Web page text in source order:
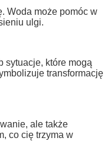
Woda może pomóc w
ulgi.
sytuacje, które mogą
transformację
ale także
co cię trzyma w